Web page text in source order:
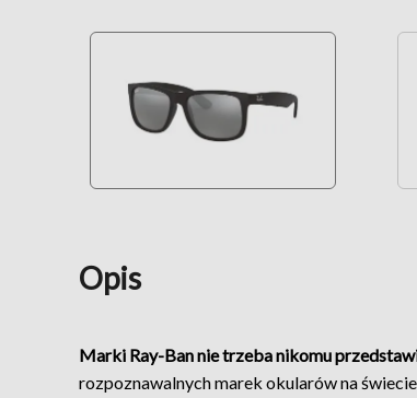
Opis
Marki Ray-Ban nie trzeba nikomu
rozpoznawalnych marek okularów na